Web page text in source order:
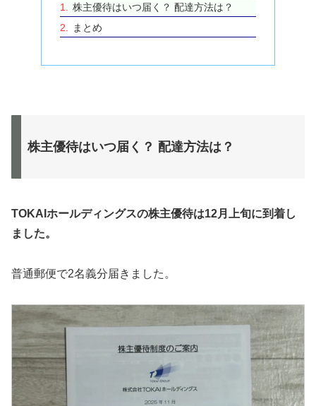
株主優待はいつ届く？ 配達方法は？
まとめ
株主優待はいつ届く？ 配達方法は？
TOKAIホールディングスの株主優待は12月上旬に到着し
ました。
普通郵便で2名義分届きました。